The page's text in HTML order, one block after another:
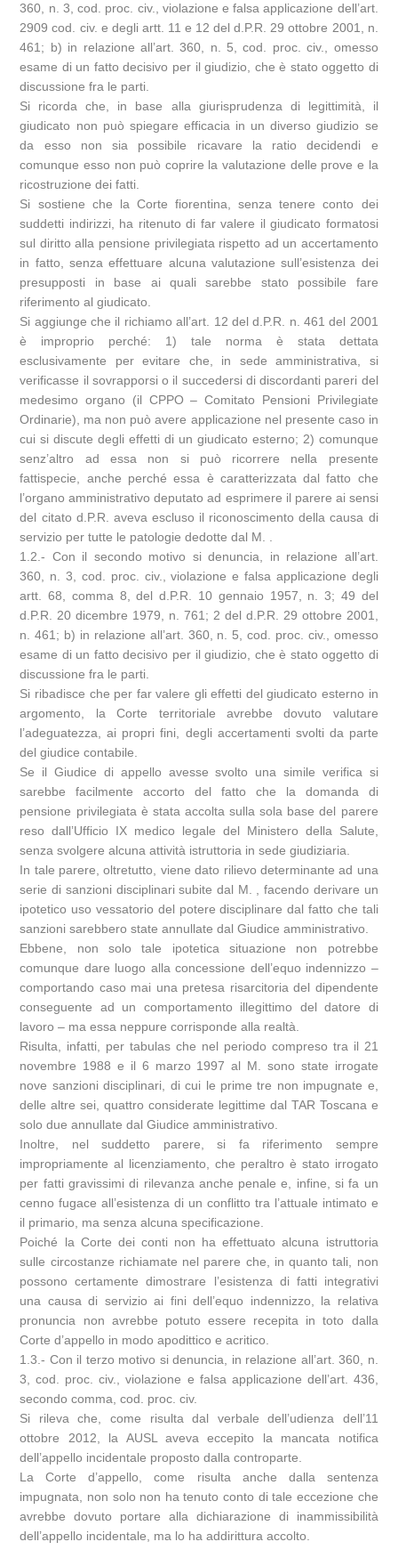
360, n. 3, cod. proc. civ., violazione e falsa applicazione dell’art.
2909 cod. civ. e degli artt. 11 e 12 del d.P.R. 29 ottobre 2001, n.
461; b) in relazione all’art. 360, n. 5, cod. proc. civ., omesso
esame di un fatto decisivo per il giudizio, che è stato oggetto di
discussione fra le parti.
Si ricorda che, in base alla giurisprudenza di legittimità, il
giudicato non può spiegare efficacia in un diverso giudizio se
da esso non sia possibile ricavare la ratio decidendi e
comunque esso non può coprire la valutazione delle prove e la
ricostruzione dei fatti.
Si sostiene che la Corte fiorentina, senza tenere conto dei
suddetti indirizzi, ha ritenuto di far valere il giudicato formatosi
sul diritto alla pensione privilegiata rispetto ad un accertamento
in fatto, senza effettuare alcuna valutazione sull’esistenza dei
presupposti in base ai quali sarebbe stato possibile fare
riferimento al giudicato.
Si aggiunge che il richiamo all’art. 12 del d.P.R. n. 461 del 2001
è improprio perché: 1) tale norma è stata dettata
esclusivamente per evitare che, in sede amministrativa, si
verificasse il sovrapporsi o il succedersi di discordanti pareri del
medesimo organo (il CPPO – Comitato Pensioni Privilegiate
Ordinarie), ma non può avere applicazione nel presente caso in
cui si discute degli effetti di un giudicato esterno; 2) comunque
senz’altro ad essa non si può ricorrere nella presente
fattispecie, anche perché essa è caratterizzata dal fatto che
l’organo amministrativo deputato ad esprimere il parere ai sensi
del citato d.P.R. aveva escluso il riconoscimento della causa di
servizio per tutte le patologie dedotte dal M. .
1.2.- Con il secondo motivo si denuncia, in relazione all’art.
360, n. 3, cod. proc. civ., violazione e falsa applicazione degli
artt. 68, comma 8, del d.P.R. 10 gennaio 1957, n. 3; 49 del
d.P.R. 20 dicembre 1979, n. 761; 2 del d.P.R. 29 ottobre 2001,
n. 461; b) in relazione all’art. 360, n. 5, cod. proc. civ., omesso
esame di un fatto decisivo per il giudizio, che è stato oggetto di
discussione fra le parti.
Si ribadisce che per far valere gli effetti del giudicato esterno in
argomento, la Corte territoriale avrebbe dovuto valutare
l’adeguatezza, ai propri fini, degli accertamenti svolti da parte
del giudice contabile.
Se il Giudice di appello avesse svolto una simile verifica si
sarebbe facilmente accorto del fatto che la domanda di
pensione privilegiata è stata accolta sulla sola base del parere
reso dall’Ufficio IX medico legale del Ministero della Salute,
senza svolgere alcuna attività istruttoria in sede giudiziaria.
In tale parere, oltretutto, viene dato rilievo determinante ad una
serie di sanzioni disciplinari subite dal M. , facendo derivare un
ipotetico uso vessatorio del potere disciplinare dal fatto che tali
sanzioni sarebbero state annullate dal Giudice amministrativo.
Ebbene, non solo tale ipotetica situazione non potrebbe
comunque dare luogo alla concessione dell’equo indennizzo –
comportando caso mai una pretesa risarcitoria del dipendente
conseguente ad un comportamento illegittimo del datore di
lavoro – ma essa neppure corrisponde alla realtà.
Risulta, infatti, per tabulas che nel periodo compreso tra il 21
novembre 1988 e il 6 marzo 1997 al M. sono state irrogate
nove sanzioni disciplinari, di cui le prime tre non impugnate e,
delle altre sei, quattro considerate legittime dal TAR Toscana e
solo due annullate dal Giudice amministrativo.
Inoltre, nel suddetto parere, si fa riferimento sempre
impropriamente al licenziamento, che peraltro è stato irrogato
per fatti gravissimi di rilevanza anche penale e, infine, si fa un
cenno fugace all’esistenza di un conflitto tra l’attuale intimato e
il primario, ma senza alcuna specificazione.
Poiché la Corte dei conti non ha effettuato alcuna istruttoria
sulle circostanze richiamate nel parere che, in quanto tali, non
possono certamente dimostrare l’esistenza di fatti integrativi
una causa di servizio ai fini dell’equo indennizzo, la relativa
pronuncia non avrebbe potuto essere recepita in toto dalla
Corte d’appello in modo apodittico e acritico.
1.3.- Con il terzo motivo si denuncia, in relazione all’art. 360, n.
3, cod. proc. civ., violazione e falsa applicazione dell’art. 436,
secondo comma, cod. proc. civ.
Si rileva che, come risulta dal verbale dell’udienza dell’11
ottobre 2012, la AUSL aveva eccepito la mancata notifica
dell’appello incidentale proposto dalla controparte.
La Corte d’appello, come risulta anche dalla sentenza
impugnata, non solo non ha tenuto conto di tale eccezione che
avrebbe dovuto portare alla dichiarazione di inammissibilità
dell’appello incidentale, ma lo ha addirittura accolto.